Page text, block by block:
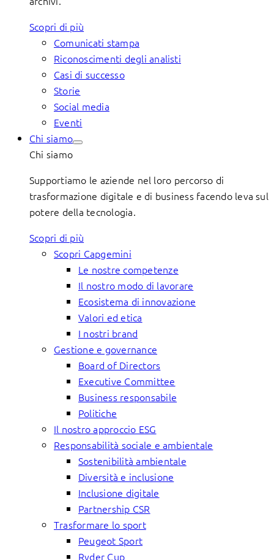
Scopri di più
Comunicati stampa
Riconoscimenti degli analisti
Casi di successo
Storie
Social media
Eventi
Chi siamo
Chi siamo
Supportiamo le aziende nel loro percorso di
trasformazione digitale e di business facendo leva sul
potere della tecnologia.
Scopri di più
Scopri Capgemini
Le nostre competenze
Il nostro modo di lavorare
Ecosistema di innovazione
Valori ed etica
I nostri brand
Gestione e governance
Board of Directors
Executive Committee
Business responsabile
Politiche
Il nostro approccio ESG
Responsabilità sociale e ambientale
Sostenibilità ambientale
Diversità e inclusione
Inclusione digitale
Partnership CSR
Trasformare lo sport
Peugeot Sport
Ryder Cup